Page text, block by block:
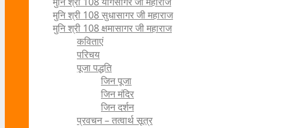
मुनि श्री 108 सुधासागर जी महाराज
मुनि श्री 108 क्षमासागर जी महाराज
कविताएं
परिचय
पूजा पद्धति
जिन पूजा
जिन मंदिर
जिन दर्शन
प्रवचन – तत्वार्थ सूत्र